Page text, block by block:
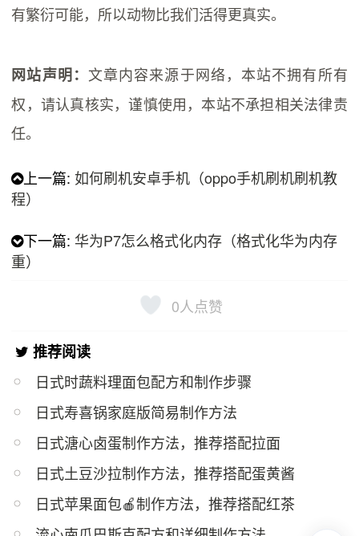
有繁衍可能，所以动物比我们活得更真实。
网站声明： 文章内容来源于网络，本站不拥有所有
权，请认真核实，谨慎使用，本站不承担相关法律责
任。
上一篇:如何刷机安卓手机（oppo手机刷机刷机教
程）
下一篇: 华为P7怎么格式化内存（格式化华为内存
重）
0人点赞
推荐阅读
日式时蔬料理面包配方和制作步骤
日式寿喜锅家庭版简易制作方法
日式溏心卤蛋制作方法，推荐搭配拉面
日式土豆沙拉制作方法，推荐搭配蛋黄酱
日式苹果面包🍎制作方法，推荐搭配红茶